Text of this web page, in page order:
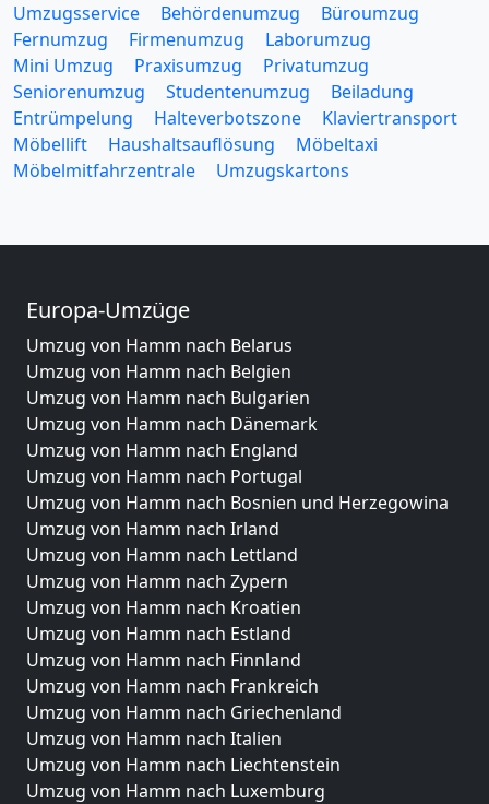
Umzugsservice Behördenumzug
Büroumzug
Fernumzug
Firmenumzug
Laborumzug
Mini Umzug
Praxisumzug
Privatumzug
Seniorenumzug
Studentenumzug
Beiladung
Entrümpelung
Halteverbotszone
Klaviertransport
Möbellift
Haushaltsauflösung
Möbeltaxi
Möbelmitfahrzentrale
Umzugskartons
Europa-Umzüge
Umzug von Hamm nach Belarus
Umzug von Hamm nach Belgien
Umzug von Hamm nach Bulgarien
Umzug von Hamm nach Dänemark
Umzug von Hamm nach England
Umzug von Hamm nach Portugal
Umzug von Hamm nach Bosnien und Herzegowina
Umzug von Hamm nach Irland
Umzug von Hamm nach Lettland
Umzug von Hamm nach Zypern
Umzug von Hamm nach Kroatien
Umzug von Hamm nach Estland
Umzug von Hamm nach Finnland
Umzug von Hamm nach Frankreich
Umzug von Hamm nach Griechenland
Umzug von Hamm nach Italien
Umzug von Hamm nach Liechtenstein
Umzug von Hamm nach Luxemburg